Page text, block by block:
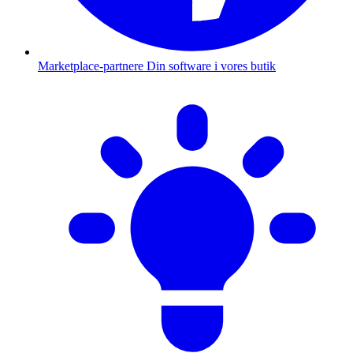
Marketplace-partnere Din software i vores butik